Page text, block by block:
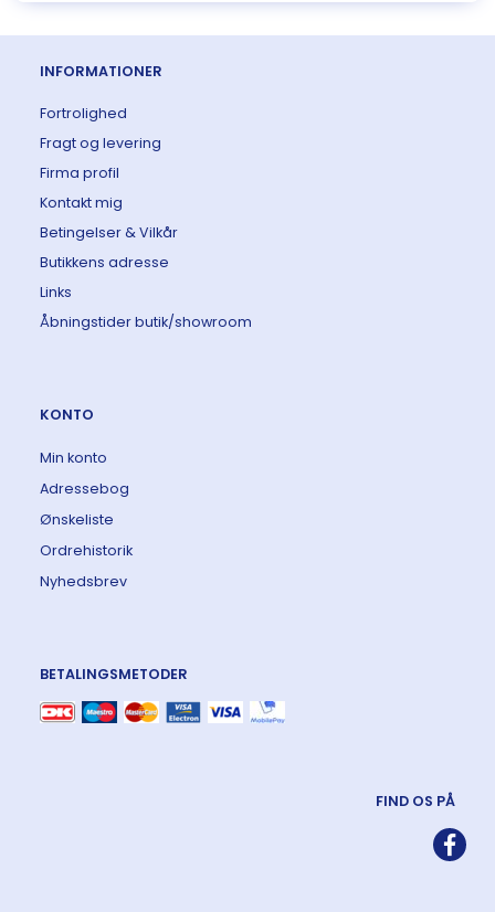
INFORMATIONER
Fortrolighed
Fragt og levering
Firma profil
Kontakt mig
Betingelser & Vilkår
Butikkens adresse
Links
Åbningstider butik/showroom
KONTO
Min konto
Adressebog
Ønskeliste
Ordrehistorik
Nyhedsbrev
BETALINGSMETODER
FIND OS PÅ